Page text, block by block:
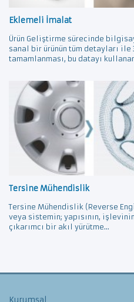
Eklemeli İmalat
Ürün Geliştirme sürecinde
sanal bir ürünün tüm detayları ile
tamamlanması, bu datayı
Tersine Mühendislik
Tersine Mühendislik (Reverse
veya sistemin; yapısının,
çıkarımcı bir akıl yürütme...
Kurumsal